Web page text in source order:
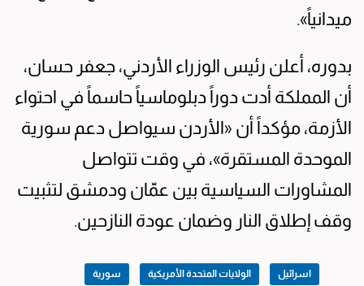
ميدانياً».
بدوره، أعلن رئيس الوزراء الأردني، جعفر حسان،
أن المملكة أدت دوراً دبلوماسياً حاسماً في احتواء
الأزمة، مؤكداً أن «الأردن سيواصل دعم سورية
الموحدة المستقرة»، في وقت تتواصل
المشاورات السياسية بين عمّان ودمشق لتثبيت
وقف إطلاق النار وضمان عودة النازحين.
اسرائيل الولايات المتحدة الأمريكية سورية